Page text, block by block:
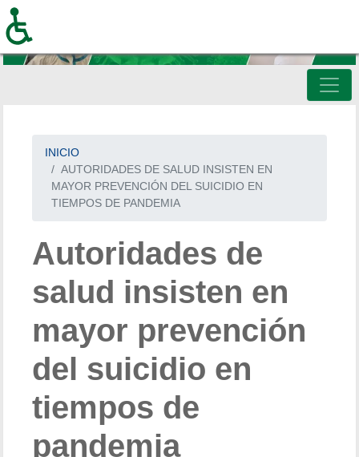
principal
INICIO
AUTORIDADES DE SALUD INSISTEN EN
MAYOR PREVENCIÓN DEL SUICIDIO EN
TIEMPOS DE PANDEMIA
Autoridades de
salud insisten en
mayor prevención
del suicidio en
tiempos de
pandemia